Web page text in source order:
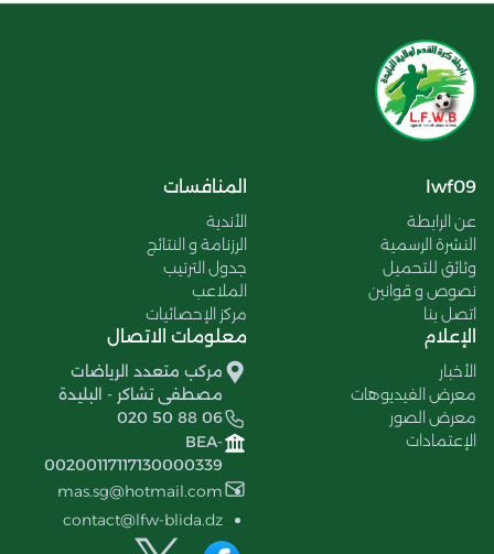
lwf09
عن الرابطة
النشرة الرسمية
وثائق للتحميل
نصوص و قوانين
اتصل بنا
المنافسات
الأندية
الرزنامة و النتائج
جدول الترتيب
الملاعب
مركز الإحصائيات
الإعلام
الأخبار
معرض الفيديوهات
معرض الصور
الإعتمادات
معلومات الاتصال
مركب متعدد الرياضات
مصطفى تشاكر - البليدة
020 50 88 06
BEA-
00200117117130000339
mas.sg@hotmail.com
contact@lfw-blida.dz